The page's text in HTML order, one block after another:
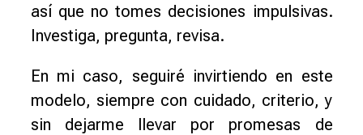
así que no tomes decisiones impulsivas.
Investiga, pregunta, revisa.
En mi caso, seguiré invirtiendo en este
modelo, siempre con cuidado, criterio, y
sin dejarme llevar por promesas de